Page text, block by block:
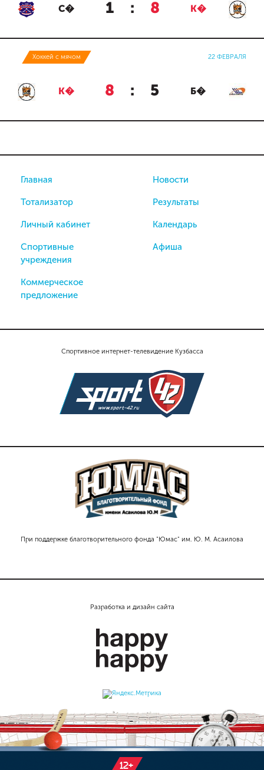
С� 1 : 8 К�
Хоккей с мячом 22 ФЕВРАЛЯ
К� 8 : 5 Б�
Спортивное интернет-телевидение Кузбасса
При поддержке благотворительного фонда "Юмас" им. Ю. М. Асаилова
Главная
Тотализатор
Личный кабинет
Спортивные
учреждения
Коммерческое
предложение
Новости
Результаты
Календарь
Афиша
Разработка и дизайн сайта
12+